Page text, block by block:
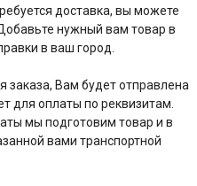
доставка, вы можете
нужный вам товар в
в ваш город.
заказа, Вам будет отправлена
для оплаты по реквизитам.
мы подготовим товар и в
вами транспортной